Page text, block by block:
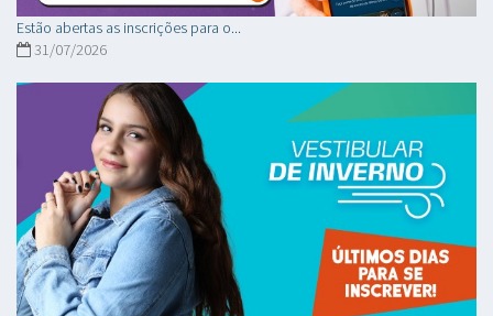
Estão abertas as inscrições para o...
31/07/2026